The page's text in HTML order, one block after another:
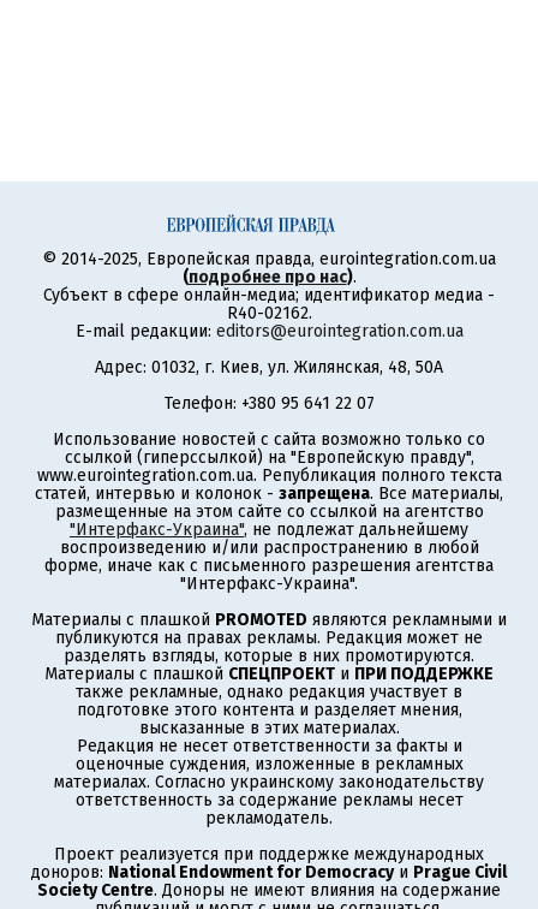
© 2014-2025, Европейская правда, eurointegration.com.ua
(подробнее про нас).
Субъект в сфере онлайн-медиа; идентификатор медиа -
R40-02162.
E-mail редакции: editors@eurointegration.com.ua
Адрес: 01032, г. Киев, ул. Жилянская, 48, 50А
Телефон: +380 95 641 22 07
Использование новостей с сайта возможно только со
ссылкой (гиперссылкой) на "Европейскую правду",
www.eurointegration.com.ua. Републикация полного текста
статей, интервью и колонок - запрещена. Все материалы,
размещенные на этом сайте со ссылкой на агентство
"Интерфакс-Украина", не подлежат дальнейшему
воспроизведению и/или распространению в любой
форме, иначе как с письменного разрешения агентства
"Интерфакс-Украина".
Материалы с плашкой PROMOTED являются рекламными и
публикуются на правах рекламы. Редакция может не
разделять взгляды, которые в них промотируются.
Материалы с плашкой СПЕЦПРОЕКТ и ПРИ ПОДДЕРЖКЕ
также рекламные, однако редакция участвует в
подготовке этого контента и разделяет мнения,
высказанные в этих материалах.
Редакция не несет ответственности за факты и
оценочные суждения, изложенные в рекламных
материалах. Согласно украинскому законодательству
ответственность за содержание рекламы несет
рекламодатель.
Проект реализуется при поддержке международных
доноров: National Endowment for Democracyи Prague Civil
Society Centre. Доноры не имеют влияния на содержание